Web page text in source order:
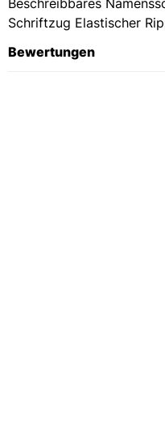
Beschreibbares
Schriftzug Elastischer
Bewertungen